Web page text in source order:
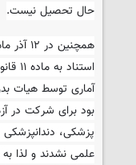
حال تحصیل نیست.
آماری توسط هیات
بود برای شرکت در
پزشکی،
علمی نشدند و لذا